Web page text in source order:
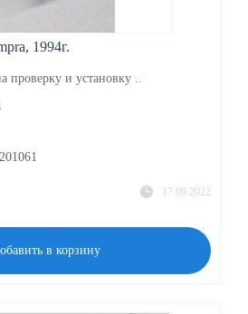
1994г.
проверку и установку ..
17.09.2022
в корзину